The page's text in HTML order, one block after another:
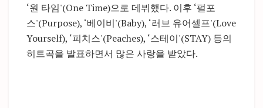
‘원 타임'(One Time)으로 데뷔했다. 이후 ‘펄포
스'(Purpose), ‘베이비'(Baby), ‘러브 유어셀프'(Love
Yourself), ‘피치스'(Peaches), ‘스테이'(STAY) 등의
히트곡을 발표하면서 많은 사랑을 받았다.